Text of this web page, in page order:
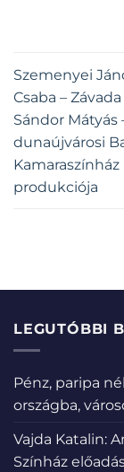
Szemenyei
Csaba –
Sándor Mátyás
dunaújvárosi
Kamaraszínház
produkciója
LEGUTÓBBI
Pénz, paripa
országba,
Vajda Katalin:
Színház